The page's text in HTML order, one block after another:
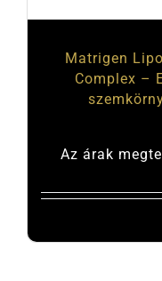
Matrigen
Complex –
Az árak